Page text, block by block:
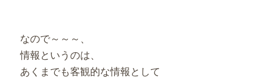
なので～～～、
情報というのは、
あくまでも客観的な情報として